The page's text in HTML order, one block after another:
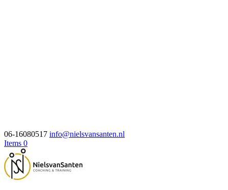
06-16080517 info@nielsvansanten.nl
Items 0